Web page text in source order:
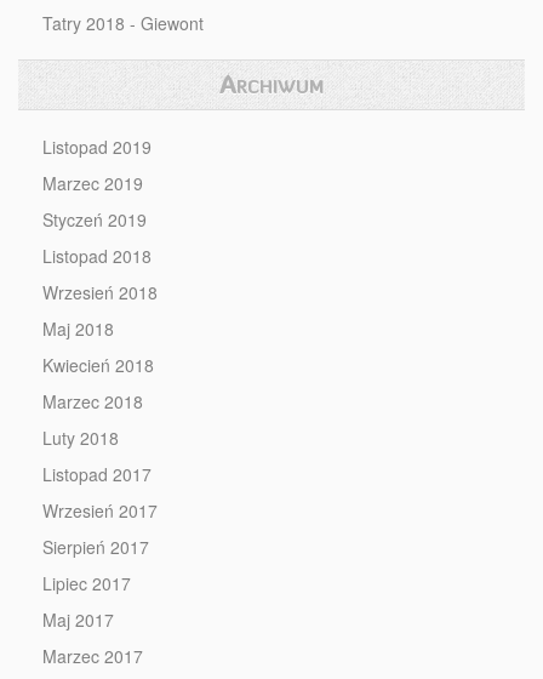
Tatry 2018 - Giewont
Archiwum
Listopad 2019
Marzec 2019
Styczeń 2019
Listopad 2018
Wrzesień 2018
Maj 2018
Kwiecień 2018
Marzec 2018
Luty 2018
Listopad 2017
Wrzesień 2017
Sierpień 2017
Lipiec 2017
Maj 2017
Marzec 2017